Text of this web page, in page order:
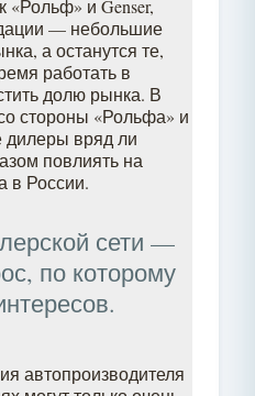
«Рольф» и Genser,
— небольшие
а останутся те,
работать в
долю рынка. В
стороны «Рольфа» и
дилеры вряд ли
повлиять на
в России.
сети —
по которому
автопроизводителя